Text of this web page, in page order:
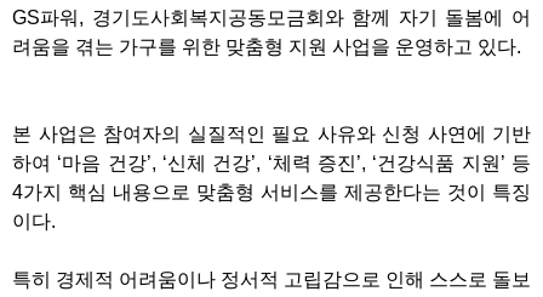
GS파워, 경기도사회복지공동모금회와 함께 자기 돌봄에 어
려움을 겪는 가구를 위한 맞춤형 지원 사업을 운영하고 있다.
본 사업은 참여자의 실질적인 필요 사유와 신청 사연에 기반
하여 ‘마음 건강’, ‘신체 건강’, ‘체력 증진’, ‘건강식품 지원’ 등
4가지 핵심 내용으로 맞춤형 서비스를 제공한다는 것이 특징
이다.
특히 경제적 어려움이나 정서적 고립감으로 인해 스스로 돌보